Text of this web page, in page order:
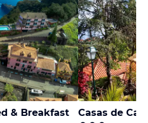
& Breakfast Casas de